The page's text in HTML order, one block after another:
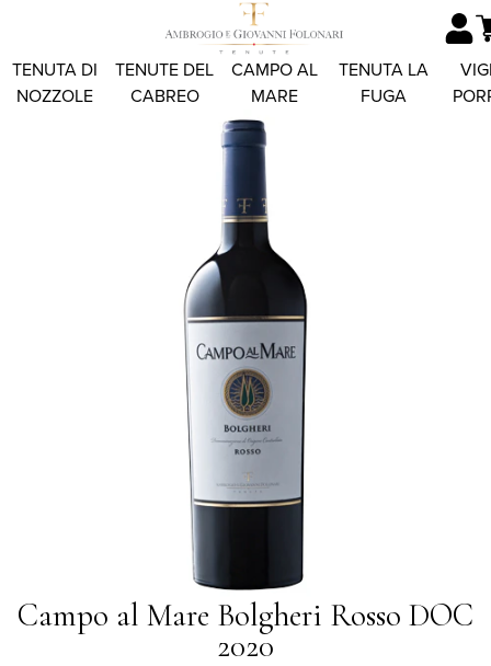
TENUTA DI
NOZZOLE
TENUTE DEL
CABREO
CAMPO AL
MARE
TENUTA LA
FUGA
Campo al Mare Bolgheri Rosso DOC
2020